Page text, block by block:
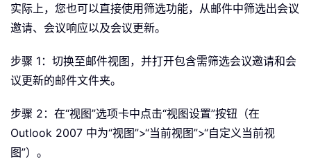
实际上，您也可以直接使用筛选功能，从邮件中筛选出会议
邀请、会议响应以及会议更新。
步骤 1：切换至邮件视图，并打开包含需筛选会议邀请和会
议更新的邮件文件夹。
步骤 2：在“视图”选项卡中点击“视图设置”按钮（在
Outlook 2007 中为“视图”>“当前视图”>“自定义当前视
图”）。